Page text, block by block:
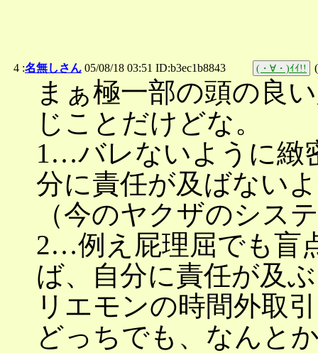
4 :名無しさん 05/08/18 03:51 ID:b3ec1b8843 (・∀・)ｲｲ!! (
まぁ極一部の頭の良
じことだけどな。
1…バレないように緻
分に責任が及ばない
（今のヤクザのシス
2…例え屁理屈でも盲
ば、自分に責任が及
リエモンの時間外取
どっちでも、なんと